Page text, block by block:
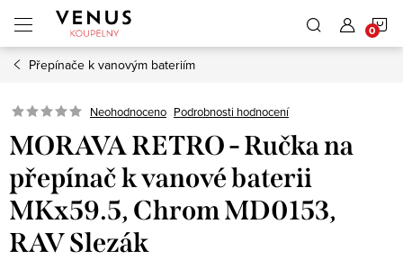
obsah
Přepínače k vanovým bateriím
Neohodnoceno Podrobnosti hodnocení
MORAVA RETRO - Ručka na
přepínač k vanové baterii
MKx59.5, Chrom MD0153,
RAV Slezák